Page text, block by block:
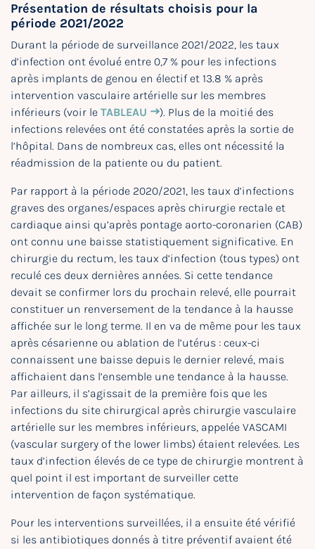
Présentation de résultats choisis pour la
période 2021/2022
Durant la période de surveillance 2021/2022, les taux
d’infection ont évolué entre 0,7 % pour les infections
après implants de genou en électif et 13.8 % après
intervention vasculaire artérielle sur les membres
inférieurs (voir le TABLEAU
). Plus de la moitié des
infections relevées ont été constatées après la sortie de
l’hôpital. Dans de nombreux cas, elles ont nécessité la
réadmission de la patiente ou du patient.
Par rapport à la période 2020/2021, les taux d’infections
graves des organes/espaces après chirurgie rectale et
cardiaque ainsi qu’après pontage aorto-coronarien (CAB)
ont connu une baisse statistiquement significative. En
chirurgie du rectum, les taux d’infection (tous types) ont
reculé ces deux dernières années. Si cette tendance
devait se confirmer lors du prochain relevé, elle pourrait
constituer un renversement de la tendance à la hausse
affichée sur le long terme. Il en va de même pour les taux
après césarienne ou ablation de l’utérus : ceux-ci
connaissent une baisse depuis le dernier relevé, mais
affichaient dans l’ensemble une tendance à la hausse.
Par ailleurs, il s’agissait de la première fois que les
infections du site chirurgical après chirurgie vasculaire
artérielle sur les membres inférieurs, appelée VASCAMI
(vascular surgery of the lower limbs) étaient relevées. Les
taux d’infection élevés de ce type de chirurgie montrent à
quel point il est important de surveiller cette
intervention de façon systématique.
Pour les interventions surveillées, il a ensuite été vérifié
si les antibiotiques donnés à titre préventif avaient été